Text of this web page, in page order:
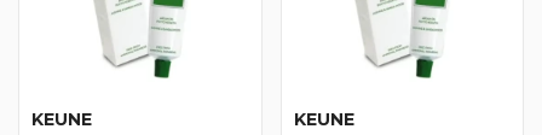
KEUNE KEUNE